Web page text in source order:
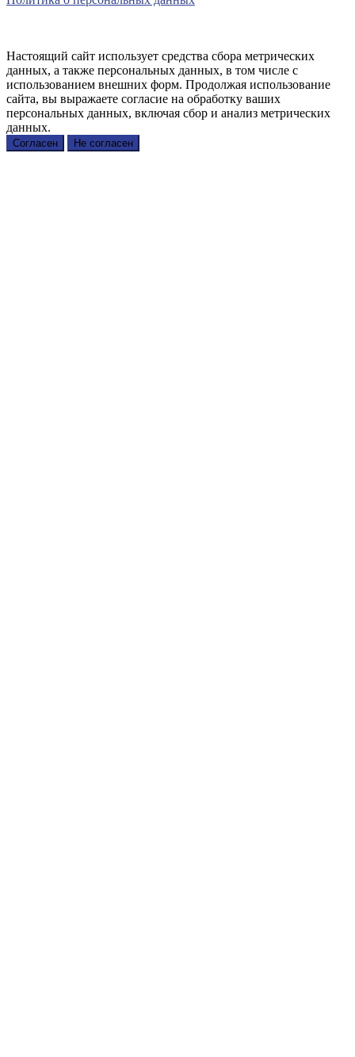
Настоящий сайт использует средства сбора метрических
данных, а также персональных данных, в том числе с
использованием внешних форм. Продолжая использование
сайта, вы выражаете согласие на обработку ваших
персональных данных, включая сбор и анализ метрических
данных.
Согласен Не согласен